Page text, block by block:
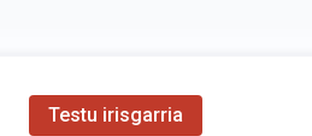
Testu irisgarria